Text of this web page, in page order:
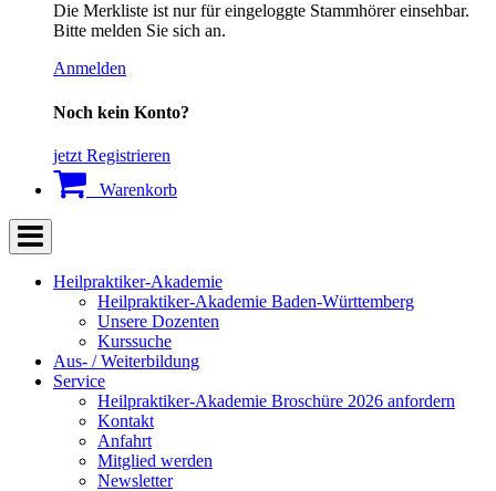
Die Merkliste ist nur für eingeloggte Stammhörer einsehbar.
Bitte melden Sie sich an.
Anmelden
Noch kein Konto?
jetzt Registrieren
Warenkorb
Heilpraktiker-Akademie
Heilpraktiker-Akademie Baden-Württemberg
Unsere Dozenten
Kurssuche
Aus- / Weiterbildung
Service
Heilpraktiker-Akademie Broschüre 2026 anfordern
Kontakt
Anfahrt
Mitglied werden
Newsletter